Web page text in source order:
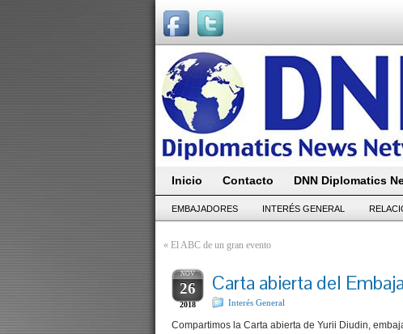
Inicio Contacto DNN Diplomatics
EMBAJADORES INTERÉS GENERAL
« El ABC de un gran evento
NOV
26
2018
Carta abierta del
Interés General
Compartimos la Carta abierta de Yurii Diudin,